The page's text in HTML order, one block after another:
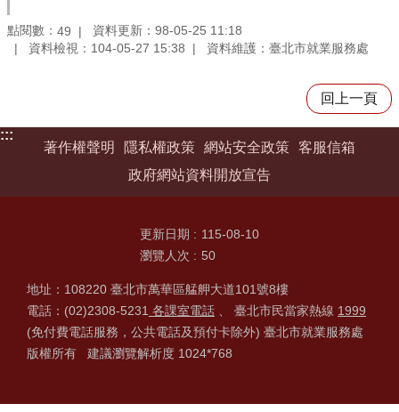
點閱數： 49
資料更新：98-05-25 11:18
資料檢視：104-05-27 15:38
資料維護：臺北市就業服務處
回上一頁
:::
著作權聲明
隱私權政策 網站安全政策 客服信箱
政府網站資料開放宣告
更新日期
115-08-10
瀏覽人次
50
地址：108220 臺北市萬華區艋舺大道101號8樓
電話：(02)2308-5231 各課室電話 、 臺北市民當家熱線 1999
(免付費電話服務，公共電話及預付卡除外) 臺北市就業服務處
版權所有 建議瀏覽解析度 1024*768